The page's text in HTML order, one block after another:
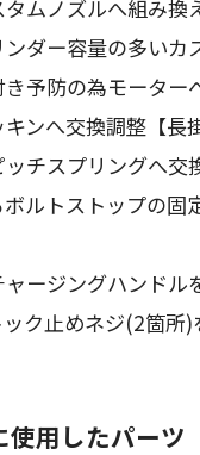
ムノズルへ組み換
ダー容量の多いカ
予防の為モーター
ンへ交換調整【長
チスプリングへ
ルトストップの固
ージングハンドル
ク止めネジ(2箇所)
用したパーツ